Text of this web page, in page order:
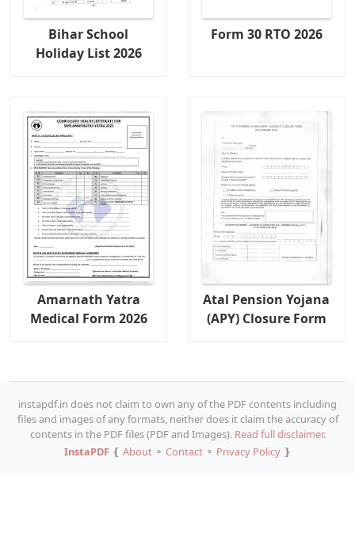
Bihar School
Holiday List 2026
Form 30 RTO 2026
Amarnath Yatra
Medical Form 2026
Atal Pension Yojana
(APY) Closure Form
instapdf.in does not claim to own any of the PDF contents including
files and images of any formats, neither does it claim the accuracy of
contents in the PDF files (PDF and Images). Read full disclaimer.
InstaPDF❴ About⚬ Contact⚬ Privacy Policy❵